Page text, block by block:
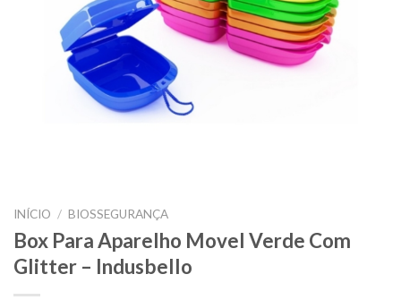
INÍCIO / BIOSSEGURANÇA
Box Para Aparelho Movel Verde Com
Glitter – Indusbello